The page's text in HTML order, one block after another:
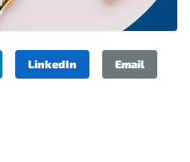
LinkedIn Email